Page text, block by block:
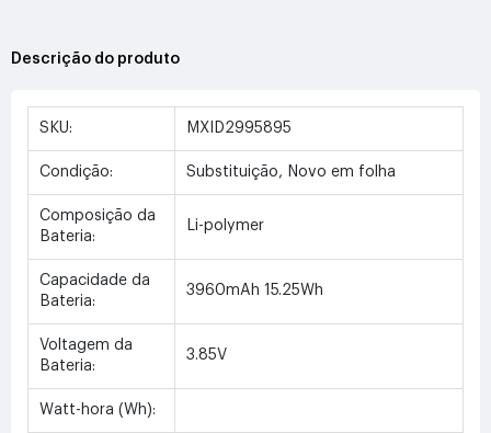
Descrição do produto
SKU: MXID2995895
Condição: Substituição, Novo em folha
Composição da
Bateria:
Li-polymer
Capacidade da
Bateria:
3960mAh 15.25Wh
Voltagem da
Bateria:
3.85V
Watt-hora (Wh):